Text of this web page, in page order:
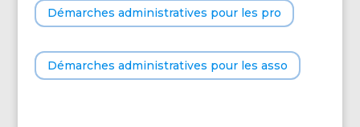
Démarches administratives pour les pro
Démarches administratives pour les asso